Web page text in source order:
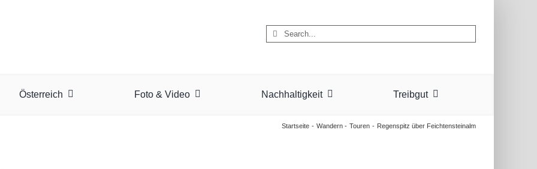
Suche
Österreich Foto & Video Nachhaltigkeit Treibgut
Startseite Wandern Touren Regenspitz über Feichtensteinalm